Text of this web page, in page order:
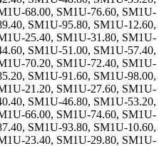
68.00, SM1U-76.60, SM1U-
, SM1U-95.80, SM1U-12.60,
25.40, SM1U-31.80, SM1U-
, SM1U-51.00, SM1U-57.40,
70.20, SM1U-72.40, SM1U-
, SM1U-91.60, SM1U-98.00,
21.20, SM1U-27.60, SM1U-
, SM1U-46.80, SM1U-53.20,
66.00, SM1U-74.60, SM1U-
, SM1U-93.80, SM1U-10.60,
23.40, SM1U-29.80, SM1U-